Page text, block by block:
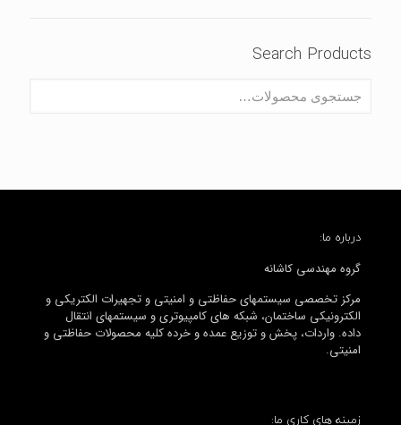
Search Products
درباره ما:
گروه مهندسی کاشانه
مرکز تخصصی سیستمهای حفاظتی و امنیتی و تجهیرات الکتریکی و
الکترونیکی ساختمان، شبکه های کامپیوتری و سیستمهای انتقال
داده. واردات، پخش و توزیع عمده و خرده کلیه محصولات حفاظتی و
امنیتی.
زمینه های کاری ما: